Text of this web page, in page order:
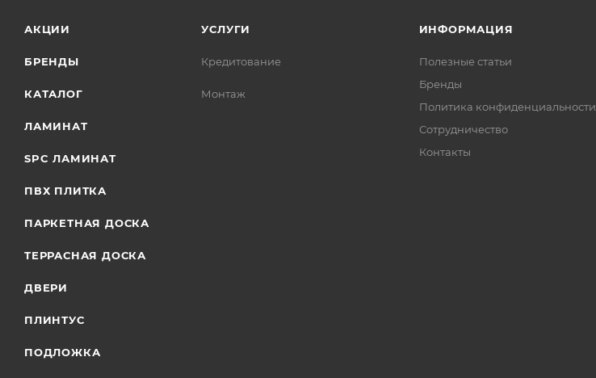
АКЦИИ
БРЕНДЫ
КАТАЛОГ
ЛАМИНАТ
SPC ЛАМИНАТ
ПВХ ПЛИТКА
ПАРКЕТНАЯ ДОСКА
ТЕРРАСНАЯ ДОСКА
ДВЕРИ
ПЛИНТУС
ПОДЛОЖКА
УСЛУГИ
Кредитование
Монтаж
ИНФОРМАЦИЯ
Полезные статьи
Бренды
Политика конфиденциальности
Сотрудничество
Контакты